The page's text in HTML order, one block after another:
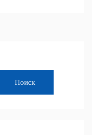
Поиск